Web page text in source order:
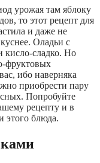
урожая там яблоку
то этот рецепт для
и даже не
Оладьи с
кисло-сладко. Но
фруктовых
ибо наверняка
приобрести пару
Попробуйте
рецепту и в
этого блюда.